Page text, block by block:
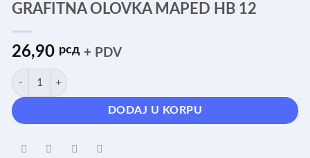
GRAFITNA OLOVKA MAPED HB 12
26,90 рсд + PDV
GRAFITNA OLOVKA MAPED HB 12 količina
DODAJ U KORPU